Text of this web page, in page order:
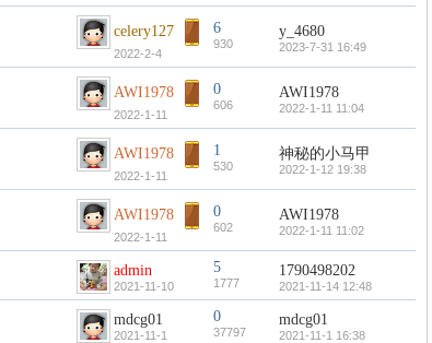
celery127
2022-2-4
6
930
y_4680
2023-7-31 16:49
AWI1978
2022-1-11
0
606
AWI1978
2022-1-11 11:04
AWI1978
2022-1-11
1
530
神秘的小马甲
2022-1-12 19:38
AWI1978
2022-1-11
0
602
AWI1978
2022-1-11 11:02
admin
2021-11-10
5
1777
1790498202
2021-11-14 12:48
mdcg01
2021-11-1
0
37797
mdcg01
2021-11-1 16:38